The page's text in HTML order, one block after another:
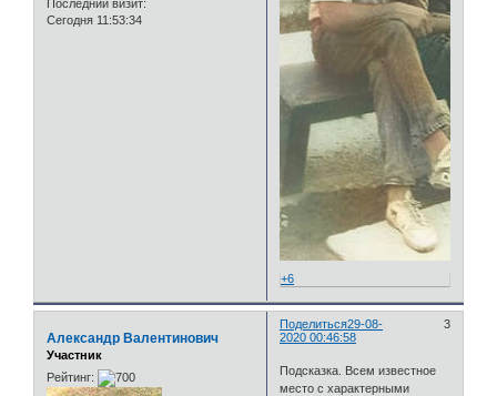
Последний визит:
Сегодня 11:53:34
+6
Поделиться 3
29-08-
2020 00:46:58
Александр Валентинович
Участник
Рейтинг:
Подсказка. Всем известное
место с характерными